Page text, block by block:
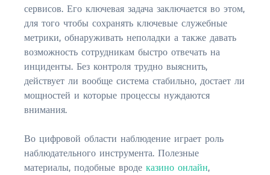
$350,000 – $500,000
$750,000 – $1,000,000
$1,000,000 – $2,000,000
$2,000,000 and up
ST AUGUSTINE
$150,000 and under
$150,000 – $350,000
сервисов. Его ключевая задача заключается во этом,
для того чтобы сохранять ключевые служебные
метрики, обнаруживать неполадки а также давать
возможность сотрудникам быстро отвечать на
инциденты. Без контроля трудно выяснить,
действует ли вообще система стабильно, достает ли
мощностей и которые процессы нуждаются
внимания.
Во цифровой области наблюдение играет роль
наблюдательного инструмента. Полезные
материалы, подобные вроде казино онлайн,